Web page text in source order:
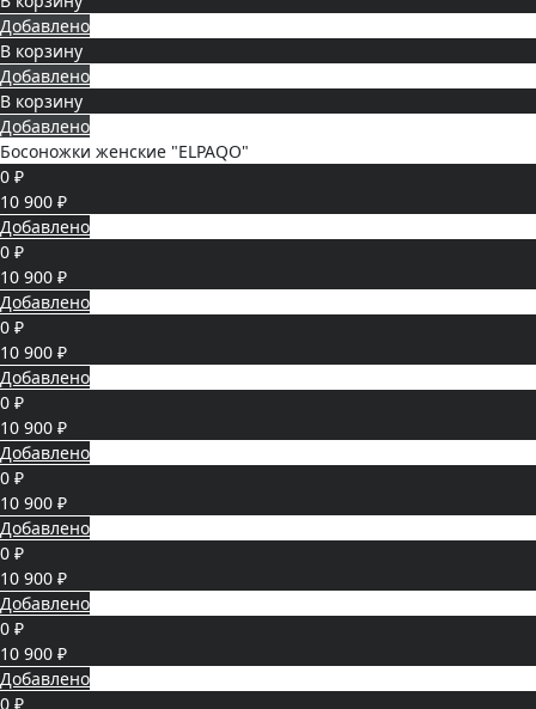
Добавлено
В корзину
Добавлено
В корзину
Добавлено
Босоножки женские "ELPAQO"
0 ₽
10 900 ₽
Добавлено
0 ₽
10 900 ₽
Добавлено
0 ₽
10 900 ₽
Добавлено
0 ₽
10 900 ₽
Добавлено
0 ₽
10 900 ₽
Добавлено
0 ₽
10 900 ₽
Добавлено
0 ₽
10 900 ₽
Добавлено
0 ₽